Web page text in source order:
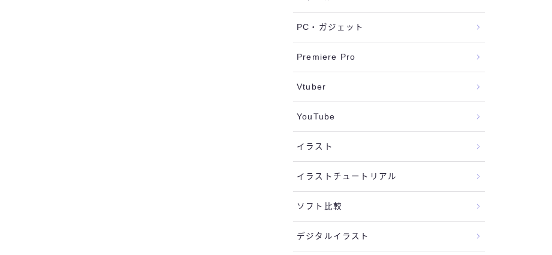
PC・ガジェット
Premiere Pro
Vtuber
YouTube
イラスト
イラストチュートリアル
ソフト比較
デジタルイラスト